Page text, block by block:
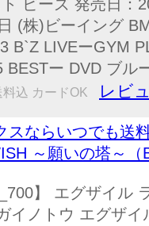
ビーズ 発売日：
(株)ビーイング
B`Z LIVEーGYM
BESTー DVD ブル
料込 カードOK レビ
スならいつでも送
～願いの塔～
】 エグザイル
イノトウ エグザ